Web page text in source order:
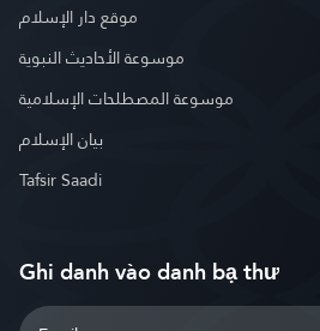
موقع دار الإسلام
موسوعة الأحاديث النبوية
موسوعة المصطلحات الإسلامية
بيان الإسلام
Tafsir Saadi
Ghi danh vào danh bạ thư